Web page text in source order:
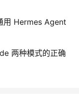
用 Hermes Agent
两种模式的正确